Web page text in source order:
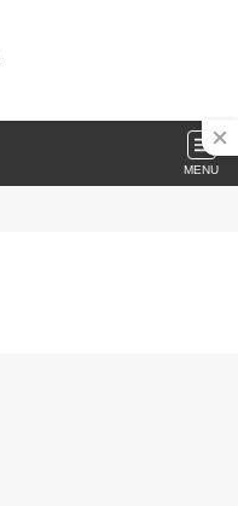
MENU